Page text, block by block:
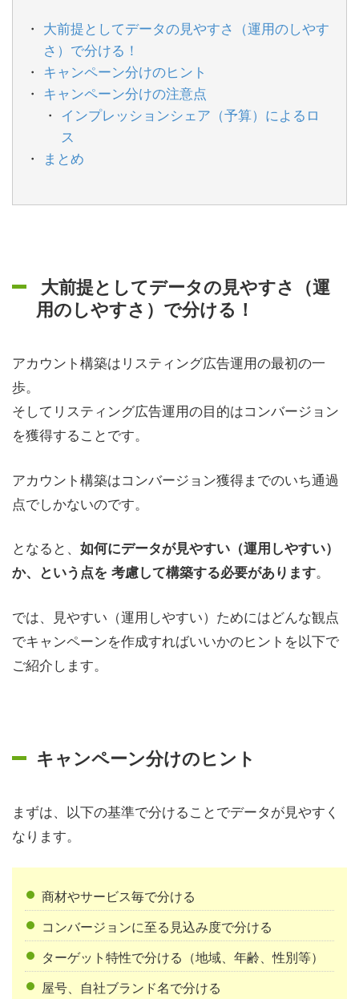
大前提としてデータの見やすさ（運用のしやす
さ）で分ける！
キャンペーン分けのヒント
キャンペーン分けの注意点
インプレッションシェア（予算）によるロ
ス
まとめ
大前提としてデータの見やすさ（運
用のしやすさ）で分ける！
アカウント構築はリスティング広告運用の最初の一
歩。
そしてリスティング広告運用の目的はコンバージョン
を獲得することです。
アカウント構築はコンバージョン獲得までのいち通過
点でしかないのです。
となると、 如何にデータが見やすい（運用しやすい）
か、という点を 考慮して構築する必要があります。
では、見やすい（運用しやすい）ためにはどんな観点
でキャンペーンを作成すればいいかのヒントを以下で
ご紹介します。
キャンペーン分けのヒント
まずは、以下の基準で分けることでデータが見やすく
なります。
商材やサービス毎で分ける
コンバージョンに至る見込み度で分ける
ターゲット特性で分ける（地域、年齢、性別等）
屋号、自社ブランド名で分ける